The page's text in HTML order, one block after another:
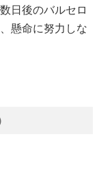
日後のバルセロ
懸命に努力しな